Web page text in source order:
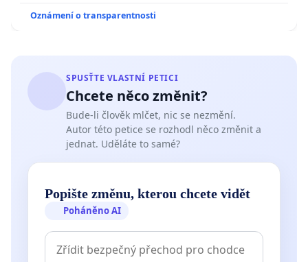
Oznámení o transparentnosti
SPUSŤTE VLASTNÍ PETICI
Chcete něco změnit?
Bude-li člověk mlčet, nic se nezmění.
Autor této petice se rozhodl něco změnit a
jednat. Uděláte to samé?
Popište změnu, kterou chcete vidět
Poháněno AI